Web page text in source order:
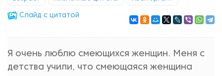
Cлайд с цитатой
Я очень люблю смеющихся женщин. Меня с
детства учили, что смеющаяся женщина